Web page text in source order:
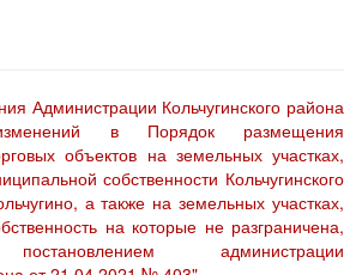
Администрации Кольчугинского района
в Порядок размещения
объектов на земельных участках,
собственности Кольчугинского
а также на земельных участках,
на которые не разграничена,
администрации